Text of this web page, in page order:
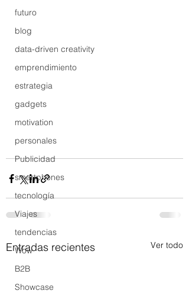
futuro
blog
data-driven creativity
emprendimiento
estrategia
gadgets
motivation
personales
Publicidad
smartphones
tecnología
Viajes
tendencias
Wow
B2B
Showcase
Entradas recientes Ver todo